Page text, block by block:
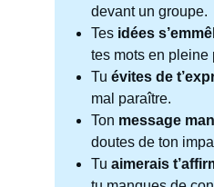
devant un groupe.
Tes idées
tes mots en pleine
Tu évites de
mal paraître.
Ton message
doutes de ton
Tu aimerais